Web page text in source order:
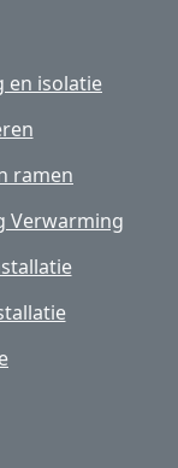
en isolatie
ramen
Verwarming